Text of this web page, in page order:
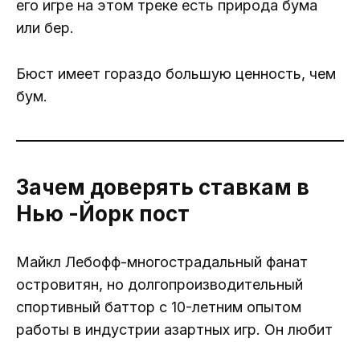
его игре на этом треке есть природа бума
или бер.
Бюст имеет гораздо большую ценность, чем
бум.
Зачем доверять ставкам в
Нью -Йорк пост
Майкл Лебофф-многострадальный фанат
островитян, но долгопроизводительный
спортивный баттор с 10-летним опытом
работы в индустрии азартных игр. Он любит